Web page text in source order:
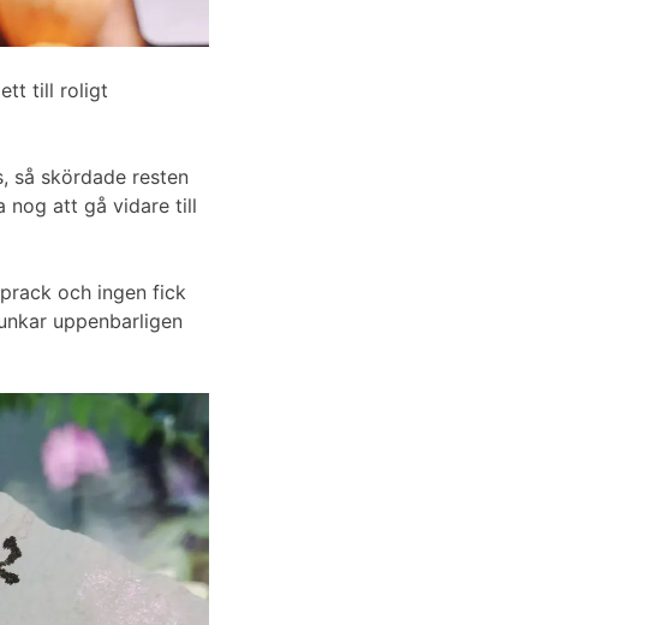
ett till roligt
så skördade resten
nog att gå vidare till
och ingen fick
uppenbarligen